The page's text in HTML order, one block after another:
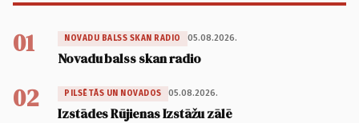
01 NOVADU BALSS SKAN RADIO 05.08.2026.
Novadu balss skan radio
02 PILSĒTĀS UN NOVADOS 05.08.2026.
Izstādes Rūjienas Izstāžu zālē